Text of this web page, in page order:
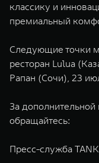
классику и
премиальный
Следующие точки
ресторан Lulua
Рапан (Сочи), 23
За
обращайтесь:
Пресс-служба TANK